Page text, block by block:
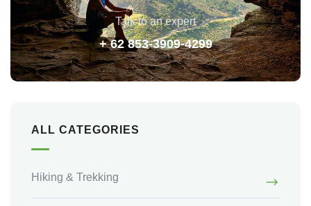
Talk to an expert
+ 62 853-3909-4299
ALL CATEGORIES
Hiking & Trekking